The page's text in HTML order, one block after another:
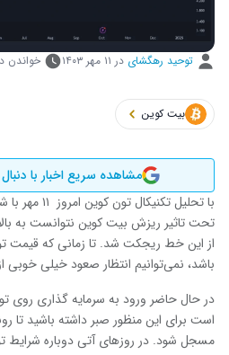
توحید رهگشای در ۱۱ مهر ۱۴۰۳ خواندن در ۱
بیت کوین
مشاهده سریع اخبار با
با تحلیل
تحت تاثیر ریزش بیت کوین نتوانست به
از این خط ریجکت شد. تا زمانی که قیمت
باشد، نمی‌توانیم انتظار صعود خیلی خوبی
در حال حاضر ورود به سرمایه گذاری روی
است برای این منظور صبر داشته باشید تا
مسجل شود. در روزهای آتی دوباره شرایط